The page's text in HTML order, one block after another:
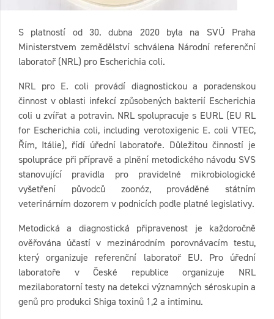
S platností od 30. dubna 2020 byla na SVÚ Praha
Ministerstvem zemědělství schválena Národní referenční
laboratoř (NRL) pro Escherichia coli.
NRL pro E. coli provádí diagnostickou a poradenskou
činnost v oblasti infekcí způsobených bakterií Escherichia
coli u zvířat a potravin. NRL spolupracuje s EURL (EU RL
for Escherichia coli, including verotoxigenic E. coli VTEC,
Řím, Itálie), řídí úřední laboratoře. Důležitou činností je
spolupráce při přípravě a plnění metodického návodu SVS
stanovující pravidla pro pravidelné mikrobiologické
vyšetření původců zoonóz, prováděné státním
veterinárním dozorem v podnicích podle platné legislativy.
Metodická a diagnostická připravenost je každoročně
ověřována účastí v mezinárodním porovnávacím testu,
který organizuje referenční laboratoř EU. Pro úřední
laboratoře v České republice organizuje NRL
mezilaboratorní testy na detekci významných séroskupin a
genů pro produkci Shiga toxinů 1,2 a intiminu.